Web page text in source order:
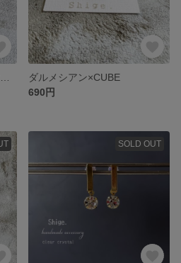
ダルメシアン×CUBE
690円
SOLD OUT